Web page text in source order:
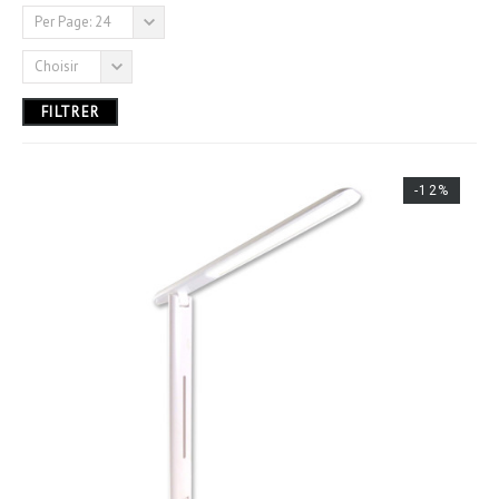
Argent
Gris
Multicolore
Per Page: 24
Choisir
FILTRER
-12%